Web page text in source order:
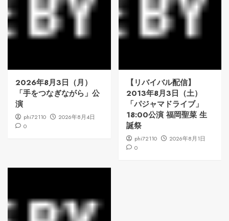
2026年8月3日（月）
「手をつなぎながら」公
演
phi72110
2026年8月4日
0
【リバイバル配信】
2013年8月3日（土）
「パジャマドライブ」
18:00公演 福岡聖菜 生
誕祭
phi72110
2026年8月1日
0